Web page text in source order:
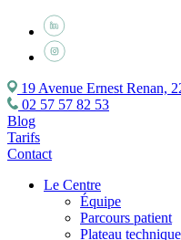
19 Avenue Ernest Renan,
02 57 57 82 53
Blog
Tarifs
Contact
Le Centre
Équipe
Parcours patient
Plateau technique